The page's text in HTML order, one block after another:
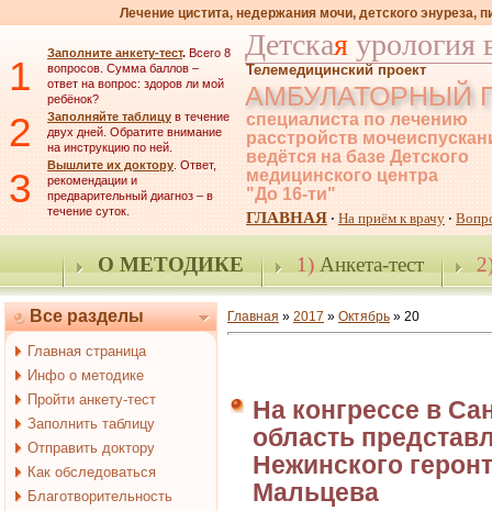
Лечение цистита, недержания мочи, детского энуреза,
1 Заполните анкету-тест. Всего 8
вопросов. Сумма баллов –
ответ на вопрос: здоров ли мой
ребёнок?
2 Заполняйте таблицу в течение
двух дней. Обратите внимание
на инструкцию по ней.
3 Вышлите их доктору. Ответ,
рекомендации и
предварительный диагноз – в
течение суток.
Детская урология
Телемедицинский проект
АМБУЛАТОРНЫЙ
специалиста по лечению
расстройств
ведётся на базе Детского
медицинского центра
"До 16-ти"
ГЛАВНАЯ · На приём к врачу ·
О МЕТОДИКЕ 1)Анкета-тест
Все разделы
Главная страница
Инфо о методике
Пройти анкету-тест
Заполнить таблицу
Отправить доктору
Как обследоваться
Благотворительность
Главная » 2017 » Октябрь » 20
На конгрессе в
область
Нежинского
Мальцева